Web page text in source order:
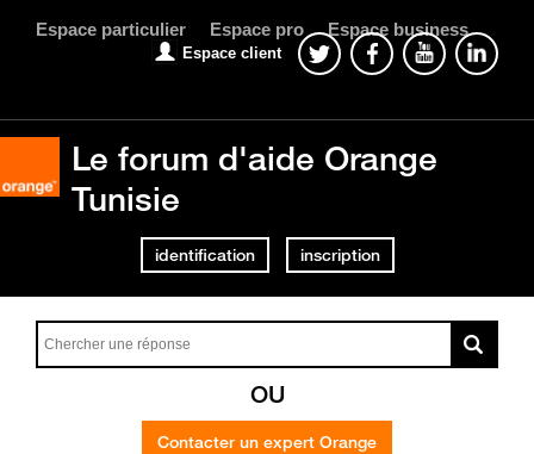
Espace particulier Espace pro Espace business
Espace client
Le forum d'aide Orange
Tunisie
identification inscription
OU
Contacter un expert Orange